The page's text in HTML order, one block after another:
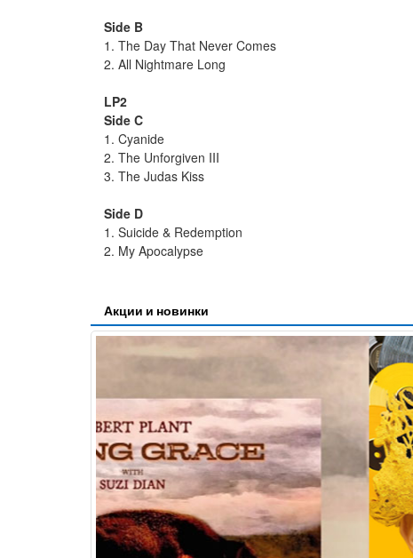
Side B
1. The Day That Never Comes
2. All Nightmare Long
LP2
Side C
1. Cyanide
2. The Unforgiven III
3. The Judas Kiss
Side D
1. Suicide & Redemption
2. My Apocalypse
Акции и новинки